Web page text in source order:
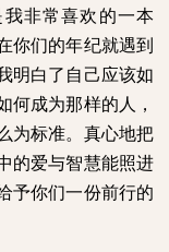
非常喜欢的一本
你们的年纪就遇到
明白了自己应该如
何成为那样的人，
为标准。真心地把
的爱与智慧能照进
予你们一份前行的